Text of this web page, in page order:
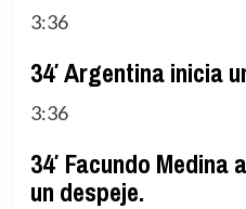
3:36
34′ Argentina inicia
3:36
34′ Facundo
un despeje.